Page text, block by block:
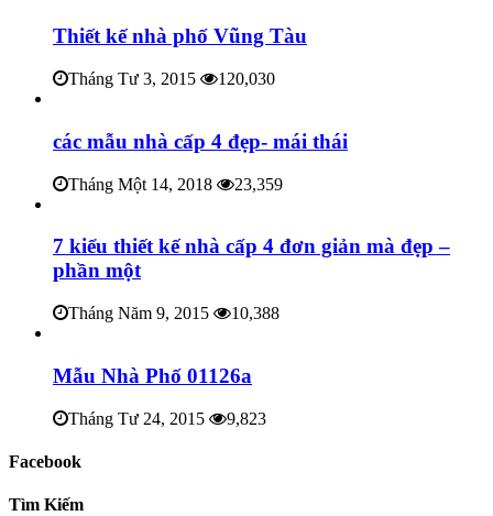
Thiết kế nhà phố Vũng Tàu
Tháng Tư 3, 2015 120,030
các mẫu nhà cấp 4 đẹp- mái thái
Tháng Một 14, 2018 23,359
7 kiểu thiết kế nhà cấp 4 đơn giản mà đẹp –
phần một
Tháng Năm 9, 2015 10,388
Mẫu Nhà Phố 01126a
Tháng Tư 24, 2015 9,823
Facebook
Tìm Kiếm